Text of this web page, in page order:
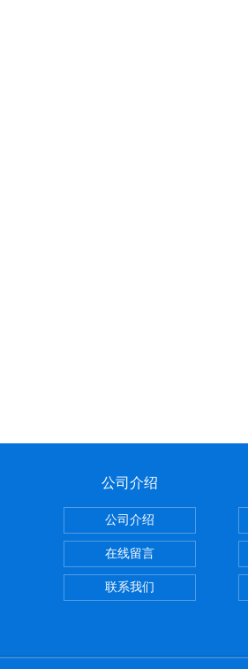
公司介绍
公司介绍
在线留言
联系我们